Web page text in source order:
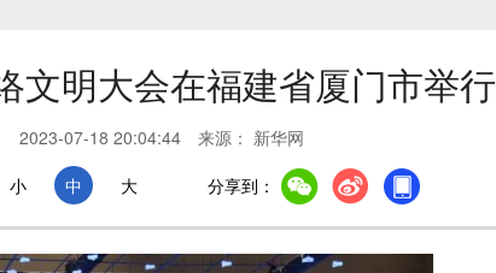
文明大会在福建省厦门市举行
2023-07-18 20:04:44 来源： 新华网
小 中 大 分享到：